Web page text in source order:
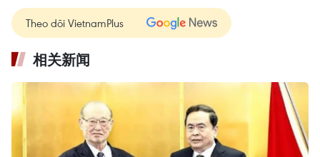
Theo dõi VietnamPlus
相关新闻